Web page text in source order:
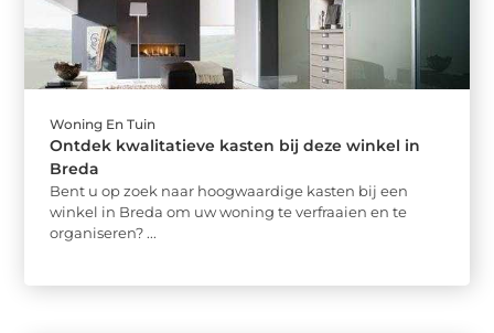
Woning En Tuin
Ontdek kwalitatieve kasten bij deze winkel in
Breda
Bent u op zoek naar hoogwaardige kasten bij een
winkel in Breda om uw woning te verfraaien en te
organiseren? ...